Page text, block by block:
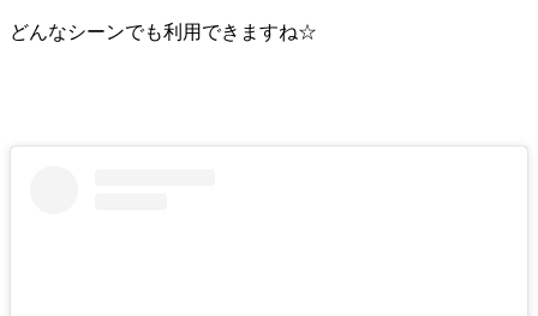
どんなシーンでも利用できますね☆